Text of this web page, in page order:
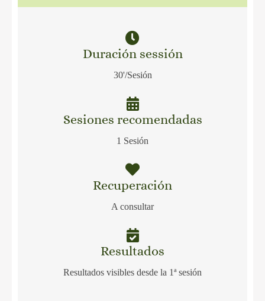
Duración sessión
30'/Sesión
Sesiones recomendadas
1 Sesión
Recuperación
A consultar
Resultados
Resultados visibles desde la 1ª sesión